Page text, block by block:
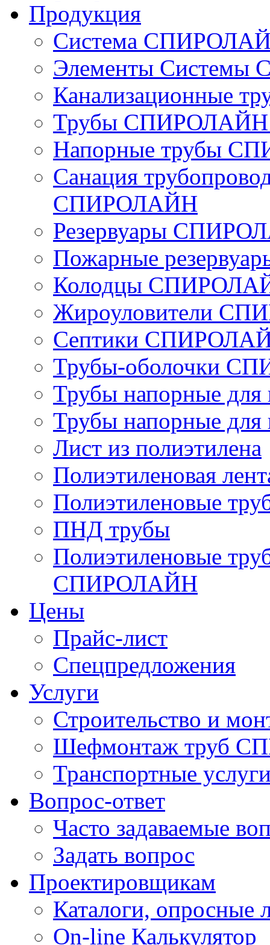
Продукция
Система
Элементы
Канализационные
Трубы СПИРОЛАЙН
Напорные трубы
Санация
СПИРОЛАЙН
Резервуары
Пожарные
Колодцы
Жироуловители
Септики
Трубы-оболочки
Трубы напорные для
Трубы напорные для
Лист из полиэтилена
Полиэтиленовая
Полиэтиленовые
ПНД трубы
Полиэтиленовые
СПИРОЛАЙН
Цены
Прайс-лист
Спецпредложения
Услуги
Строительство и
Шефмонтаж труб
Транспортные
Вопрос-ответ
Часто задаваемые
Задать вопрос
Проектировщикам
Каталоги, опросные
On-line Калькулятор